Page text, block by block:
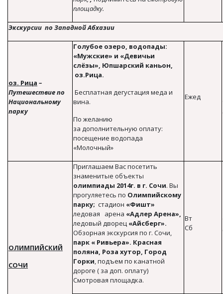
площадку.
Экскурсии по Западной Абхазии
оз. Рица –
Путешествие по
Национальному
парку
Голубое озеро, водопады:
«Мужские» и «Девичьи
слёзы», Юпшарский каньон,
оз.Рица.
Бесплатная дегустация меда и
вина.
По желанию
за дополнительную оплату:
посещение водопада
«Молочный»
Ежед
ОЛИМПИЙСКИЙ
СОЧИ
Приглашаем Вас посетить
знаменитые объекты
олимпиады 2014г. в г. Сочи. Вы
прогуляетесь по Олимпийскому
парку; стадион «Фишт»
ледовая арена «Адлер Арена»,
ледовый дворец «Айсберг».
Обзорная экскурсия по г. Сочи,
парк « Ривьера». Красная
поляна, Роза хутор, Город
Горки, подъем по канатной
дороге ( за доп. оплату)
Смотровая площадка.
Вт
Сб